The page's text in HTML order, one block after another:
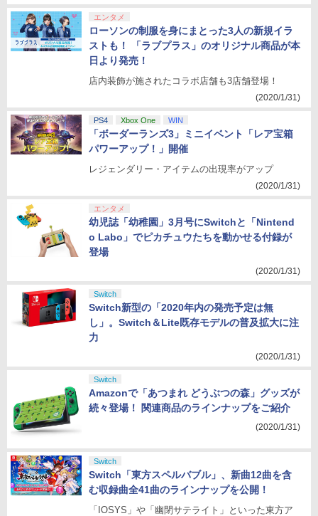
エンタメ
ローソンの制服を身にまとった3人の新規イラ
ストも！ 「ラブプラス」のオリジナル商品が本
日より発売！
店内装飾が施されたコラボ店舗も3店舗登場！
(2020/1/31)
PS4 Xbox One WIN
「ボーダーランズ3」ミニイベント「レア宝箱
パワーアップ！」開催
レジェンダリー・アイテムの出現率がアップ
(2020/1/31)
エンタメ
幼児誌「幼稚園」3月号にSwitchと「Nintend
o Labo」でピカチュウたちを動かせる付録が
登場
(2020/1/31)
Switch
Switch新型の「2020年内の発売予定は無
し」。Switch＆Lite既存モデルの普及拡大に注
力
(2020/1/31)
Switch
Amazonで「あつまれ どうぶつの森」グッズが
続々登場！ 関連商品のラインナップをご紹介
(2020/1/31)
Switch
Switch「東方スペルバブル」、新曲12曲を含
む収録曲全41曲のラインナップを公開！
「IOSYS」や「幽閉サテライト」といった東方ア